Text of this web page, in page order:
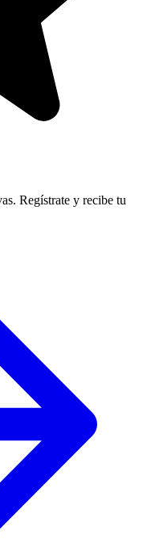
Regístrate y recibe tu